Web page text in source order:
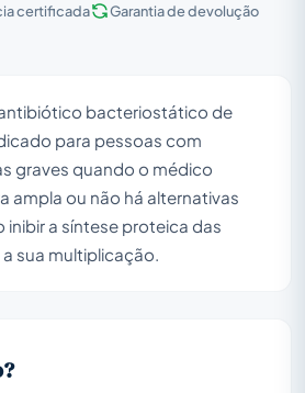
certificada Garantia de devolução
bacteriostático de
para pessoas com
graves quando o médico
ampla ou não há alternativas
inibir a síntese proteica das
sua multiplicação.